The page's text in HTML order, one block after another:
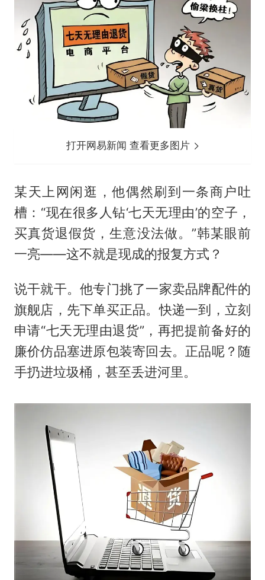
打开网易新闻 查看更多图片
某天上网闲逛，他偶然刷到一条商户吐
槽：“现在很多人钻‘七天无理由’的空子，
买真货退假货，生意没法做。”韩某眼前
一亮——这不就是现成的报复方式？
说干就干。他专门挑了一家卖品牌配件的
旗舰店，先下单买正品。快递一到，立刻
申请“七天无理由退货”，再把提前备好的
廉价仿品塞进原包装寄回去。正品呢？随
手扔进垃圾桶，甚至丢进河里。